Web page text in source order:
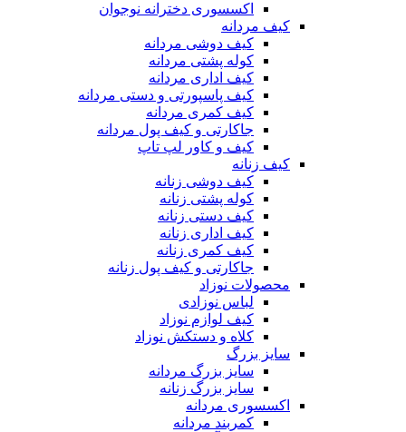
اکسسوری دخترانه نوجوان
کیف مردانه
کیف دوشی مردانه
کوله پشتی مردانه
کیف اداری مردانه
کیف پاسپورتی و دستی مردانه
کیف کمری مردانه
جاکارتی و کیف پول مردانه
کیف و کاور لپ تاپ
کیف زنانه
کیف دوشی زنانه
کوله پشتی زنانه
کیف دستی زنانه
کیف اداری زنانه
کیف کمری زنانه
جاکارتی و کیف پول زنانه
محصولات نوزاد
لباس نوزادی
کیف لوازم نوزاد
کلاه و دستکش نوزاد
سایز بزرگ
سایز بزرگ مردانه
سایز بزرگ زنانه
اکسسوری مردانه
کمربند مردانه